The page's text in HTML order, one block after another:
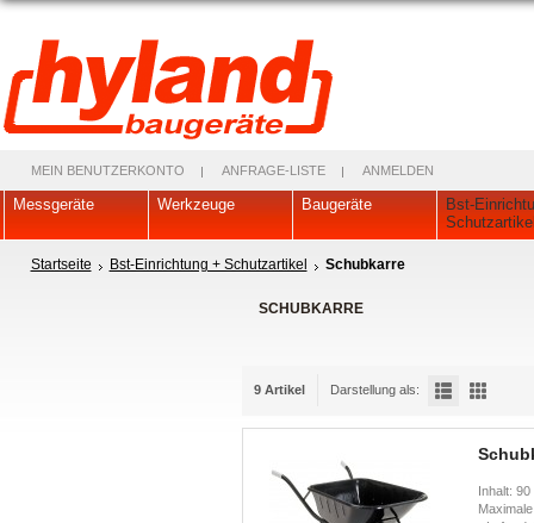
MEIN BENUTZERKONTO ANFRAGE-LISTE ANMELDEN
Messgeräte Werkzeuge Baugeräte
Bst-
Startseite Bst-Einrichtung + Schutzartikel Schubkarre
SCHUBKARRE
9 Artikel Darstellung als:
Inhalt: